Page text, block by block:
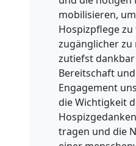
mobilisieren,
Hospizpflege
zugänglicher zu
zutiefst
Bereitschaft
Engagement
die Wichtigkeit
tragen und die